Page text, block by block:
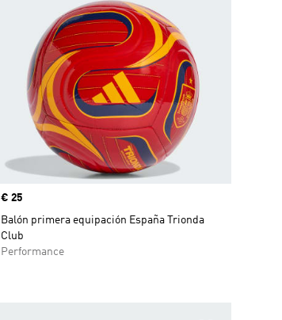
Precio
€ 25
Balón primera equipación España Trionda
Club
Performance